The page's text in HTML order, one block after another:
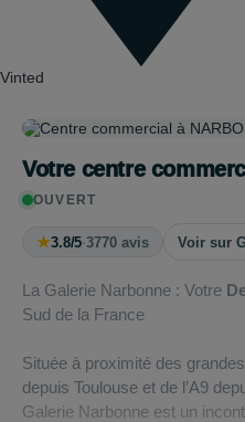
Vinted
Votre centre
OUVERT
★3.8/5·3770 avis Voir sur
La Galerie Narbonne : Votre
Sud de la France
Située à proximité des
depuis Toulouse et de l’A9
Galerie Narbonne est un